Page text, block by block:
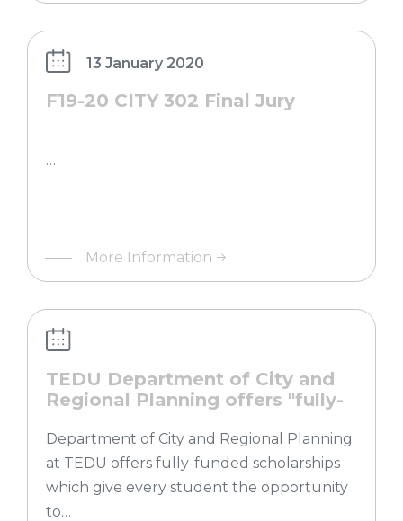
13 January 2020
F19-20 CITY 302 Final Jury
…
More Information
TEDU Department of City and
Regional Planning offers "fully-
student
Department of City and Regional Planning
at TEDU offers fully-funded scholarships
which give every student the opportunity
to…